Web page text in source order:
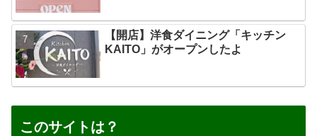
【開店】洋食ダイニング「キッチン
KAITO」がオープンしたよ
このサイトは？